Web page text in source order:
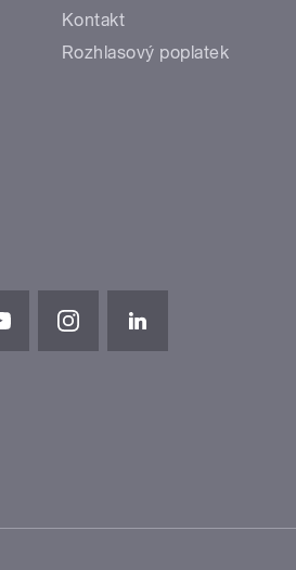
Kontakt
Rozhlasový poplatek